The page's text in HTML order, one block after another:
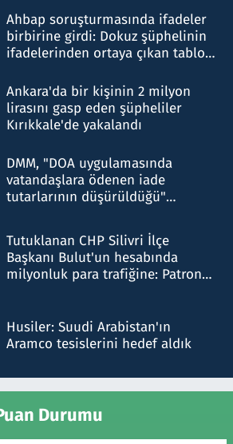
Ahbap soruşturmasında ifadeler
birbirine girdi: Dokuz şüphelinin
ifadelerinden ortaya çıkan tablo
Ankara'da bir kişinin 2 milyon
lirasını gasp eden şüpheliler
Kırıkkale'de yakalandı
DMM, "DOA uygulamasında
vatandaşlara ödenen iade
tutarlarının düşürüldüğü"
Tutuklanan CHP Silivri İlçe
Başkanı Bulut'un hesabında
milyonluk para trafiğine: Patron
Husiler: Suudi Arabistan'ın
Aramco tesislerini hedef aldık
Durumu